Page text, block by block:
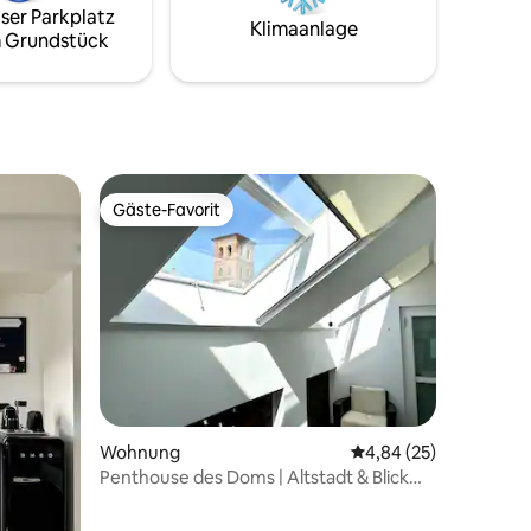
sich
auf Anfrage Mountainbikes
Parkplatz
Grundstück
Klimaanlage
Gäste-Favorit
Gäste-Favorit
Wohnung Durchschnittliche
4,84 (25)
Penthouse des Doms | Altstadt & Blick